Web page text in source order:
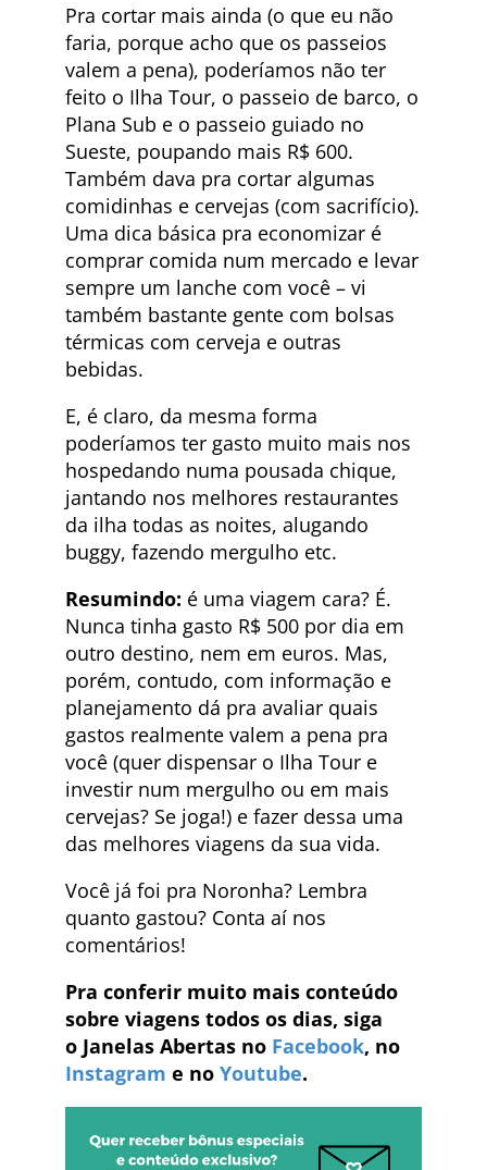
Pra cortar mais ainda (o que eu não
faria, porque acho que os passeios
valem a pena), poderíamos não ter
feito o Ilha Tour, o passeio de barco, o
Plana Sub e o passeio guiado no
Sueste, poupando mais R$ 600.
Também dava pra cortar algumas
comidinhas e cervejas (com sacrifício).
Uma dica básica pra economizar é
comprar comida num mercado e levar
sempre um lanche com você – vi
também bastante gente com bolsas
térmicas com cerveja e outras
bebidas.
E, é claro, da mesma forma
poderíamos ter gasto muito mais nos
hospedando numa pousada chique,
jantando nos melhores restaurantes
da ilha todas as noites, alugando
buggy, fazendo mergulho etc.
Resumindo: é uma viagem cara? É.
Nunca tinha gasto R$ 500 por dia em
outro destino, nem em euros. Mas,
porém, contudo, com informação e
planejamento dá pra avaliar quais
gastos realmente valem a pena pra
você (quer dispensar o Ilha Tour e
investir num mergulho ou em mais
cervejas? Se joga!) e fazer dessa uma
das melhores viagens da sua vida.
Você já foi pra Noronha? Lembra
quanto gastou? Conta aí nos
comentários!
Pra conferir muito mais conteúdo
sobre viagens todos os dias, siga
o Janelas Abertas no Facebook, no
Instagram e no Youtube.